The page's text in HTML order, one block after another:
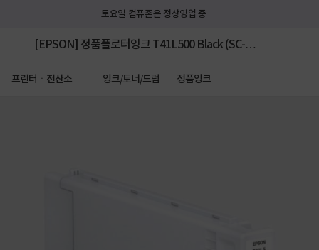
토요일 컴퓨존은 정상영업 중
[EPSON] 정품플로터잉크 T41L500 Black (SC-
프린터ㆍ전산소모
잉크/토너/드럼 정품잉크